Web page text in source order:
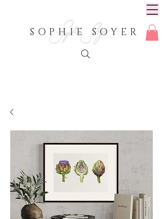
SOPHIE SOYER